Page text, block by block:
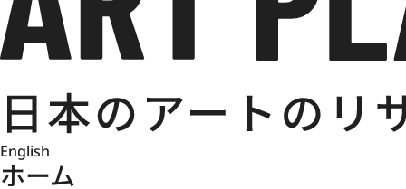
English
ホーム